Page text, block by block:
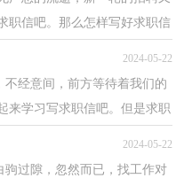
职信吧。那么怎样写好求职信
2024-05-22
经意间，前方等待着我们的
来学习写求职信吧。但是求职
2024-05-22
驹过隙，忽然而已，找工作对